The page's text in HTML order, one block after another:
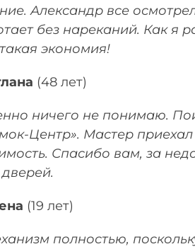
Александр все
без нареканий. Как я
экономия!
(48 лет)
ничего не понимаю.
Центр». Мастер приехал
Спасибо вам, за
дверей.
(19 лет)
полностью,